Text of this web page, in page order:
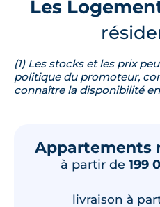
Les
(1) Les stocks et les prix
politique du promoteur,
connaître la disponibilité
Appartements
à partir de 199
livraison à